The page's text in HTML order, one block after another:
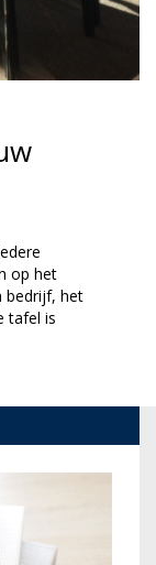
op het
bedrijf, het
tafel is